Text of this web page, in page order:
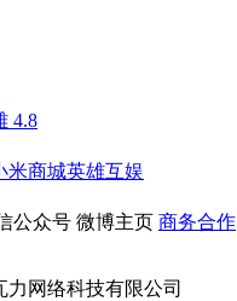
4.8
米商城英雄互娱
公众号 微博主页 商务合作
力网络科技有限公司